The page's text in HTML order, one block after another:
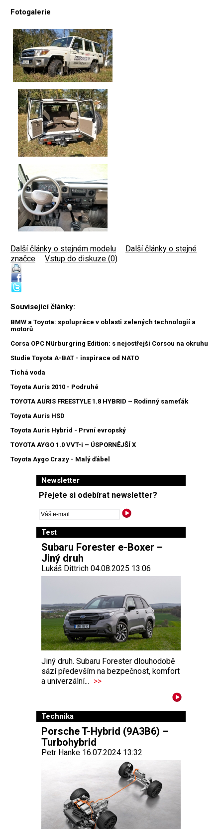
Fotogalerie
Další články o stejném modelu
Další články o stejné
značce
Vstup do diskuze (0)
Související články:
BMW a Toyota: spolupráce v oblasti zelených technologií a
motorů
Corsa OPC Nürburgring Edition: s nejostřejší Corsou na okruhu
Studie Toyota A-BAT - inspirace od NATO
Tichá voda
Toyota Auris 2010 - Podruhé
TOYOTA AURIS FREESTYLE 1.8 HYBRID – Rodinný sameťák
Toyota Auris HSD
Toyota Auris Hybrid - První evropský
TOYOTA AYGO 1.0 VVT-i – ÚSPORNĚJŠÍ X
Toyota Aygo Crazy - Malý ďábel
Newsletter
Přejete si odebírat newsletter?
Test
Subaru Forester e-Boxer –
Jiný druh
Lukáš Dittrich 04.08.2025 13:06
Jiný druh. Subaru Forester dlouhodobě
sází především na bezpečnost, komfort
a univerzální... >>
Technika
Porsche T-Hybrid (9A3B6) –
Turbohybrid
Petr Hanke 16.07.2024 13:32